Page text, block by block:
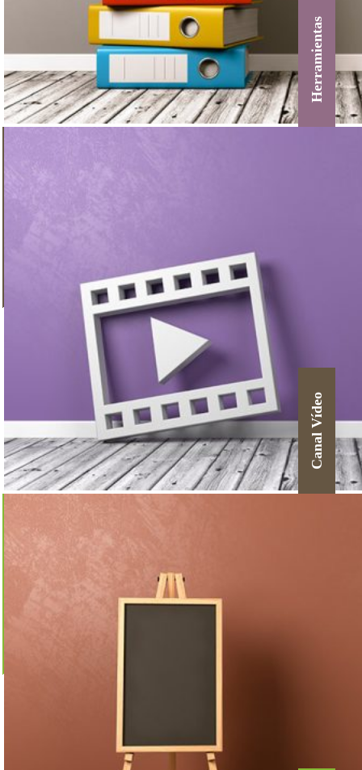
Herramientas
Canal Vídeo